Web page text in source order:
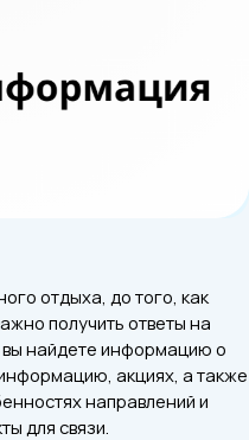
отдыха, до того, как
получить ответы на
найдете информацию о
акциях, а также
направлений и
для связи.